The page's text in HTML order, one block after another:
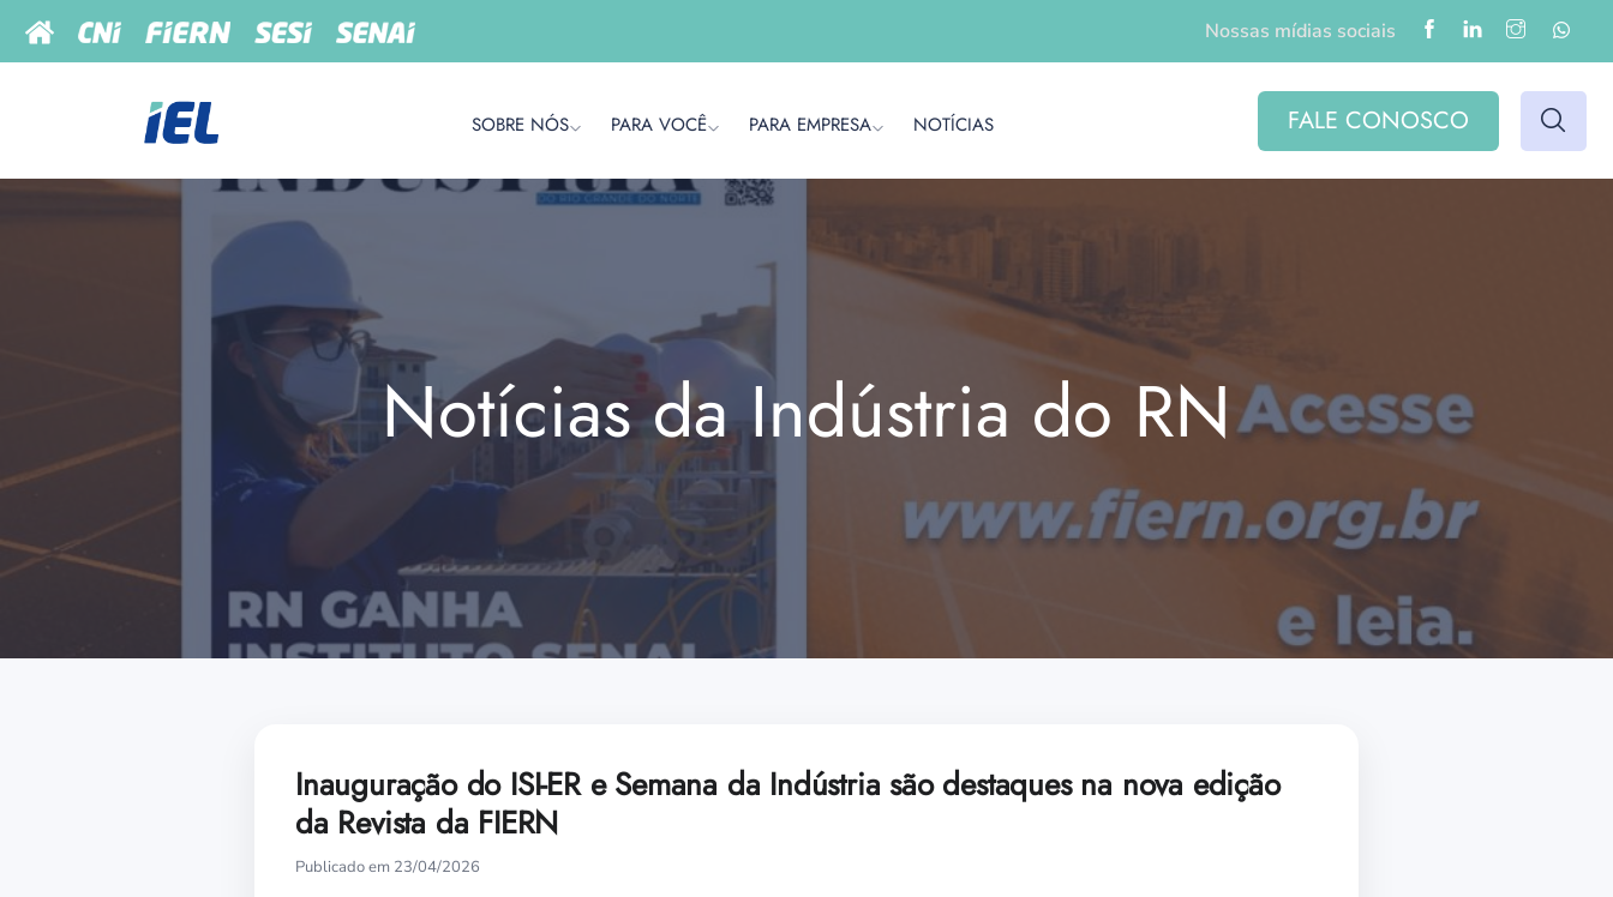
Nossas mídias sociais
SOBRE NÓS PARA VOCÊ PARA EMPRESA NOTÍCIAS FALE CONOSCO
Notícias da Indústria do RN
Inauguração do ISI-ER e Semana da Indústria são destaques na nova edição
da Revista da FIERN
Publicado em 23/04/2026